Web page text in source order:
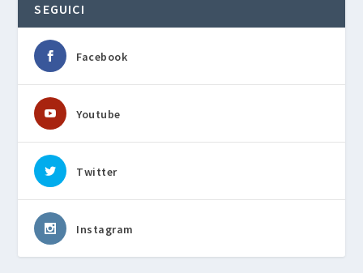
SEGUICI
Facebook
Youtube
Twitter
Instagram